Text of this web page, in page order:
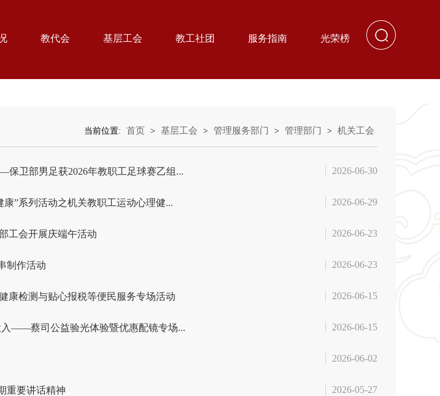
教代会 基层工会 教工社团 服务指南 光荣榜
当前位置: 首页 > 基层工会 > 管理服务部门 > 管理部门 > 机关工会
卫部男足获2026年教职工足球赛乙组... 2026-06-30
”系列活动之机关教职工运动心理健... 2026-06-29
工会开展庆端午活动 2026-06-23
制作活动 2026-06-23
康检测与贴心报税等便民服务专场活动 2026-06-15
——蔡司公益验光体验暨优惠配镜专场... 2026-06-15
2026-06-02
重要讲话精神 2026-05-27